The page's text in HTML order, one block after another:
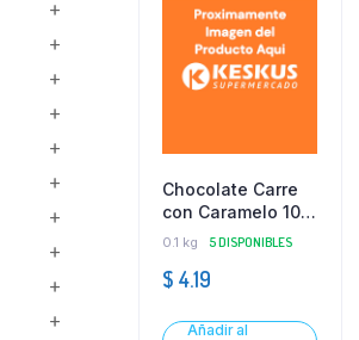
Chocolate Carre
con Caramelo 100
GR
0.1 kg 5 DISPONIBLES
$ 4.19
Añadir al